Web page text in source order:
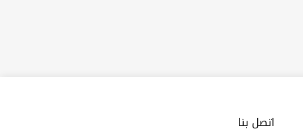
اتصل بنا